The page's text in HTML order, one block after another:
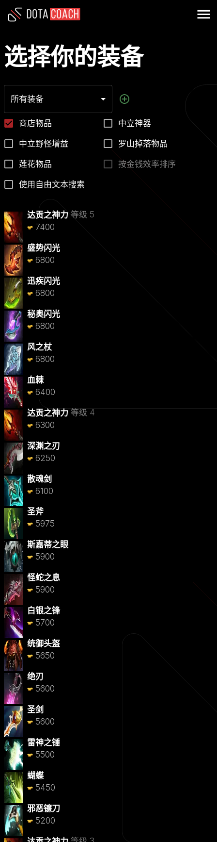
选择你的装备
所有装备
商店物品 中立神器
中立野怪增益 罗山掉落物品
莲花物品 按金钱效率排序
使用自由文本搜索
达贡之神力 等级 5
7400
盛势闪光
6800
迅疾闪光
6800
秘奥闪光
6800
风之杖
6800
血棘
6400
达贡之神力 等级 4
6300
深渊之刃
6250
散魂剑
6100
圣斧
5975
斯嘉蒂之眼
5900
怪蛇之息
5900
白银之锋
5700
统御头盔
5650
绝刃
5600
圣剑
5600
雷神之锤
5500
蝴蝶
5450
邪恶镰刀
5200